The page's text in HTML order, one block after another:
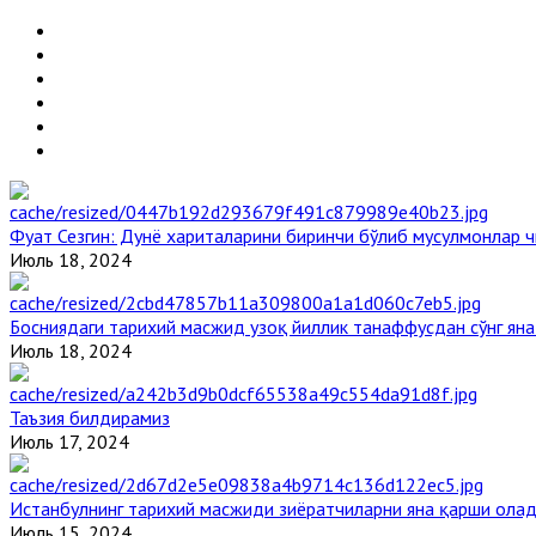
Фуат Сезгин: Дунё хариталарини биринчи бўлиб мусулмонлар
Июль 18, 2024
Босниядаги тарихий масжид узоқ йиллик танаффусдан сўнг
Июль 18, 2024
Таъзия билдирамиз
Июль 17, 2024
Истанбулнинг тарихий масжиди зиёратчиларни яна қарши